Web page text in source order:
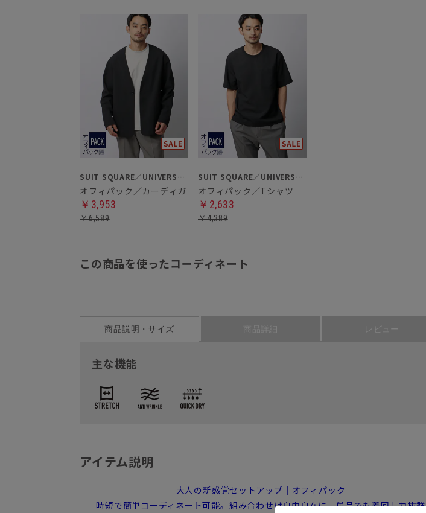
SUIT SQUARE／UNIVERSAL LANGUAGE
オフィパック／カーディガンシャツ
￥3,953
￥6,589
SUIT SQUARE／UNIVERSAL LANGUAGE
オフィパック／Tシャツ
￥2,633
￥4,389
この商品を使ったコーディネート
商品説明・サイズ 商品詳細 レビュー
主な機能
アイテム説明
大人の新感覚セットアップ｜オフィパック
時短で簡単コーディネート可能。組み合わせは自由自在に、単品でも着回し力抜群